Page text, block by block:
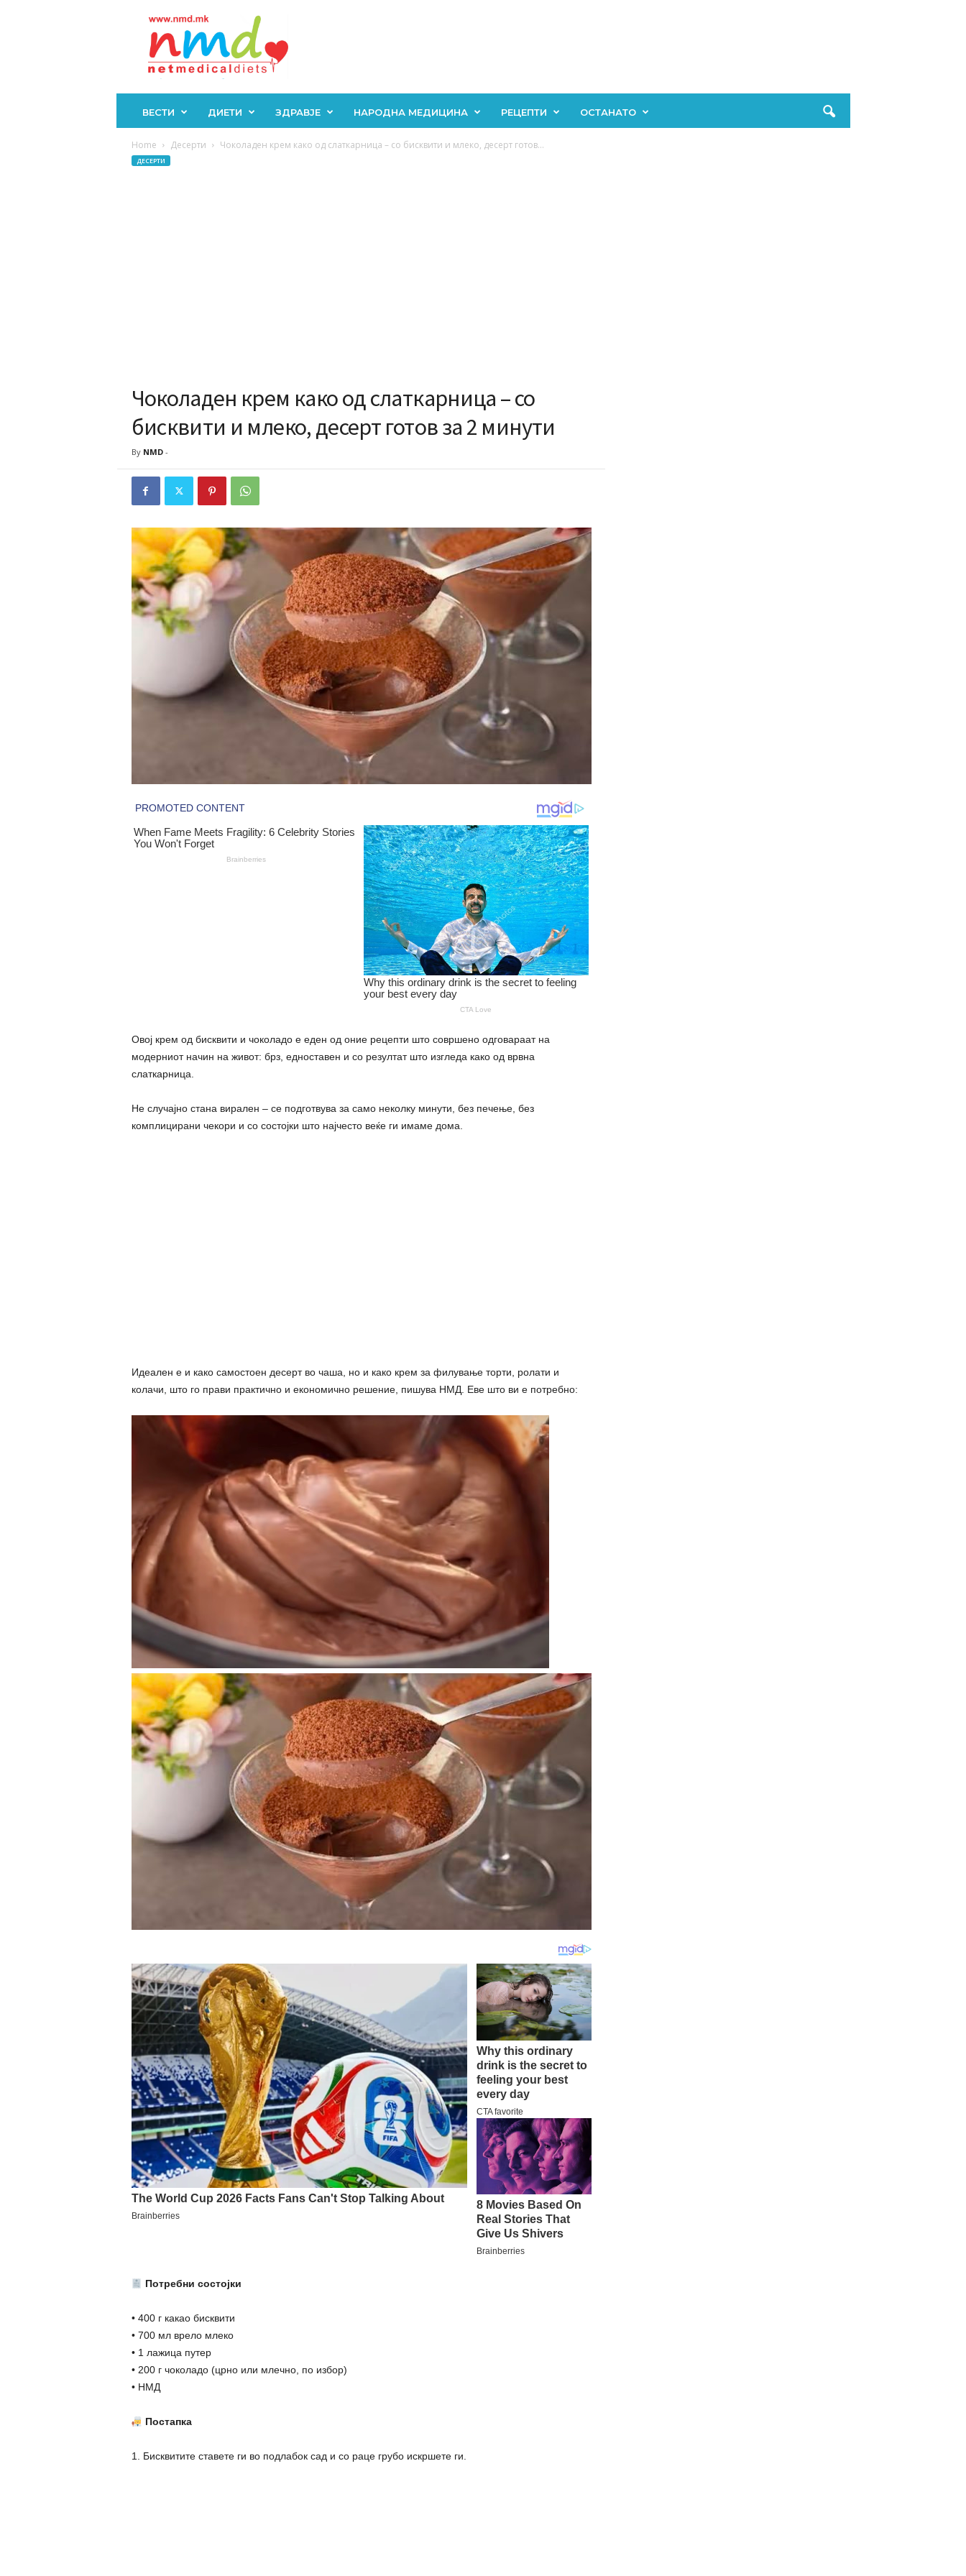
ВЕСТИ ДИЕТИ ЗДРАВЈЕ НАРОДНА МЕДИЦИНА РЕЦЕПТИ ОСТАНАТО
Home Десерти Чоколаден крем како од слаткарница – со бисквити и млеко, десерт готов...
ДЕСЕРТИ
Чоколаден крем како од слаткарница – со
бисквити и млеко, десерт готов за 2 минути
By NMD-
Овој крем од бисквити и чоколадо е еден од оние рецепти што совршено одговараат на
модерниот начин на живот: брз, едноставен и со резултат што изгледа како од врвна
слаткарница.
Не случајно стана вирален – се подготвува за само неколку минути, без печење, без
комплицирани чекори и со состојки што најчесто веќе ги имаме дома.
Идеален е и како самостоен десерт во чаша, но и како крем за филување торти, ролати и
колачи, што го прави практично и економично решение, пишува НМД. Еве што ви е потребно:
Потребни состојки
• 400 г какао бисквити
• 700 мл врело млеко
• 1 лажица путер
• 200 г чоколадо (црно или млечно, по избор)
• НМД
Постапка
1. Бисквитите ставете ги во подлабок сад и со раце грубо искршете ги.